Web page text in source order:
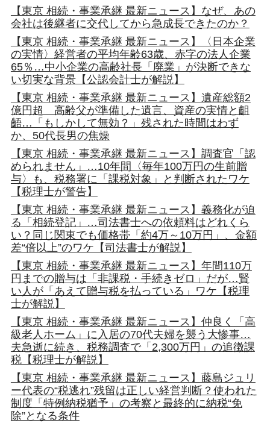
【東京 相続・事業承継 最新ニュース】なぜ、あの
会社は後継者に交代してから急成長できたのか？
【東京 相続・事業承継 最新ニュース】〈日本企業
の実情〉経営者の平均年齢63歳、赤字の法人企業
65％…中小企業の高齢社長「廃業」が決断できな
い切実な背景【公認会計士が解説】
【東京 相続・事業承継 最新ニュース】遺産総額2
億円超 高齢父が準備した遺言、資産の実情と齟
齬…「もしかして無効？」残された時間はわず
か、50代長男の焦燥
【東京 相続・事業承継 最新ニュース】調査官「認
められません」…10年間〈毎年100万円の生前贈
与〉も、税務署に「課税対象」と判断されたワケ
【税理士が警告】
【東京 相続・事業承継 最新ニュース】義務化が迫
る「相続登記」…司法書士への依頼料はどれくら
い？同じ関東でも価格帯「約4万～10万円」、金額
差“倍以上”のワケ【司法書士が解説】
【東京 相続・事業承継 最新ニュース】年間110万
円までの贈与は「非課税・手続きゼロ」だが…賢
い人が「あえて贈与税を払っている」ワケ【税理
士が解説】
【東京 相続・事業承継 最新ニュース】仲良く「高
級老人ホーム」に入居の70代夫婦を襲う大惨事…
夫急逝に続き、税務調査で「2,300万円」の追徴課
税【税理士が解説】
【東京 相続・事業承継 最新ニュース】藤島ジュリ
ー代表の“税逃れ”残留は正しい経営判断？使われた
制度「特例納税猶予」の考察と最終的に納税“免
除”となる条件